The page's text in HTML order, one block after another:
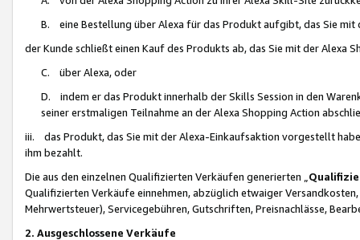
B. eine Bestellung über Alexa für das Produkt aufgibt, das Sie mit
der Kunde schließt einen Kauf des Produkts ab, das Sie mit der Alexa
C. über Alexa, oder
D. indem er das Produkt innerhalb der Skills Session in den
seiner erstmaligen Teilnahme an der Alexa Shopping Action
iii. das Produkt, das Sie mit der Alexa-Einkaufsaktion vorgestellt
ihm bezahlt.
Die aus den einzelnen Qualifizierten Verkäufen generierten „
Qualifizierten Verkäufe einnehmen, abzüglich etwaiger
Mehrwertsteuer), Servicegebühren, Gutschriften, Preisnachlässe,
2. Ausgeschlossene Verkäufe